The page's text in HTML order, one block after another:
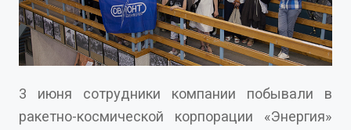
3 июня сотрудники компании побывали в
ракетно-космической корпорации «Энергия»